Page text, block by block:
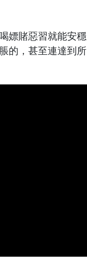
嫖賭惡習就能安穩
的，甚至連達到所